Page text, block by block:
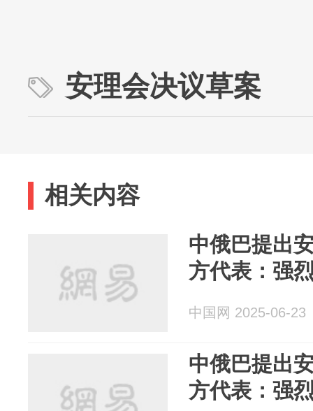
安理会决议草案
相关内容
中俄巴提出
方代表：强
中国网 2025-06-23
中俄巴提出
方代表：强